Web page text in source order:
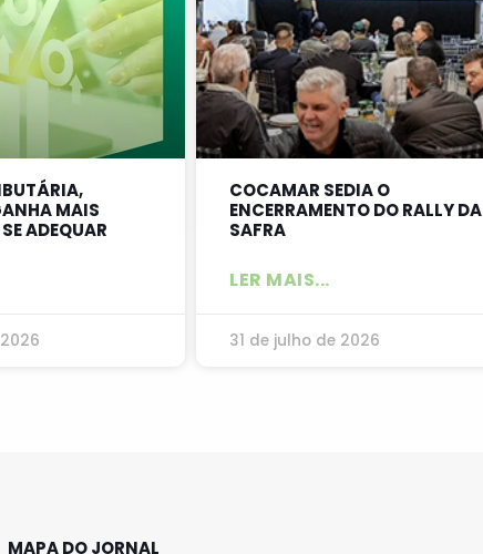
MAIS
ADEQUAR
COCAMAR SEDIA O
ENCERRAMENTO DO RALLY DA
SAFRA
LER MAIS...
31 de julho de 2026
MAPA DO JORNAL